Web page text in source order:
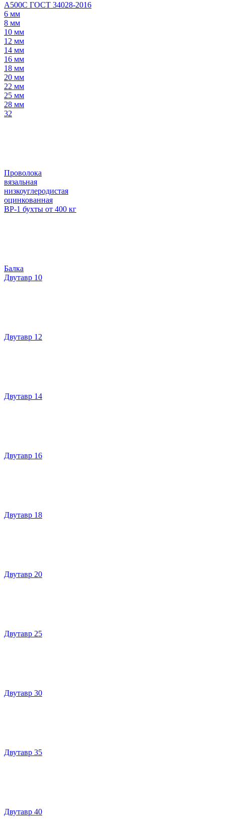
А500С ГОСТ 34028-2016
6 мм
8 мм
10 мм
12 мм
14 мм
16 мм
18 мм
20 мм
22 мм
25 мм
28 мм
32
Проволока
вязальная
низкоуглеродистая
оцинкованная
ВР-1 бухты от 400 кг
Балка
Двутавр 10
Двутавр 12
Двутавр 14
Двутавр 16
Двутавр 18
Двутавр 20
Двутавр 25
Двутавр 30
Двутавр 35
Двутавр 40